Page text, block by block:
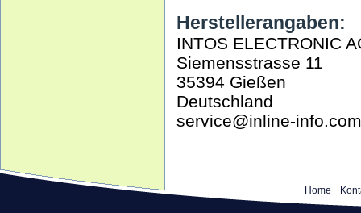
Herstellerangaben:
INTOS ELECTRONIC
Siemensstrasse 11
35394 Gießen
Deutschland
service@inline-info.com
Home